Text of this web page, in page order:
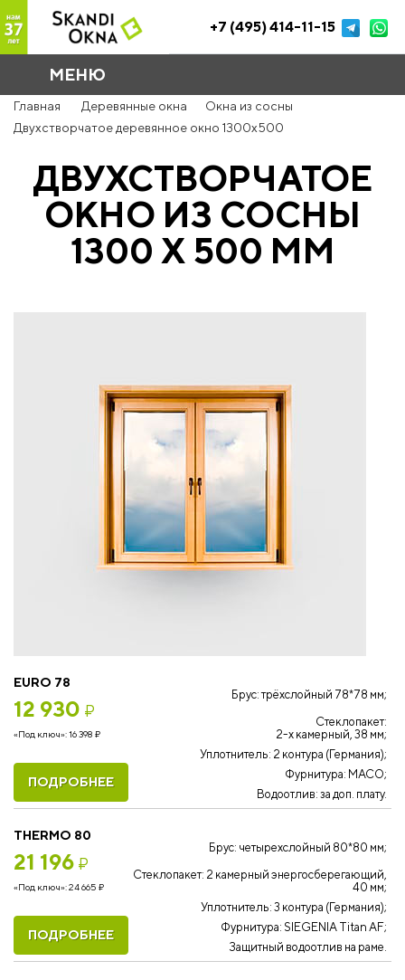
+7 (495) 414-11-15
МЕНЮ
Главная Деревянные окна
Окна из сосны
Двухстворчатое деревянное окно 1300x500
ДВУХСТВОРЧАТОЕ
ОКНО ИЗ СОСНЫ
1300 Х 500 ММ
EURO 78
12 930 ₽
«Под ключ»:16 398 ₽
Брус: трёхслойный 78*78 мм;
Стеклопакет:
2-х камерный, 38 мм;
Уплотнитель: 2 контура (Германия);
Фурнитура: MACO;
Водоотлив: за доп. плату.
ПОДРОБНЕЕ
THERMO 80
21 196 ₽
«Под ключ»:24 665 ₽
Брус: четырехслойный 80*80 мм;
Стеклопакет: 2 камерный энергосберегающий,
40 мм;
Уплотнитель: 3 контура (Германия);
Фурнитура: SIEGENIA Titan AF;
Защитный водоотлив на раме.
ПОДРОБНЕЕ